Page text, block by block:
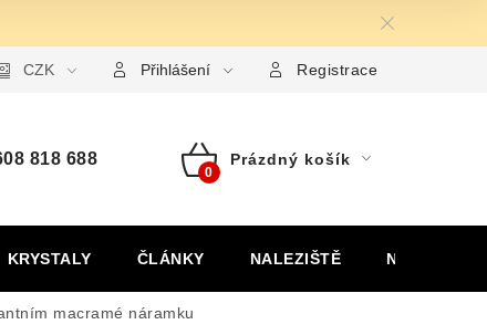
pro uplatnění reklamace Formulář pro odstoupení
CZK Přihlášení Registrace
818 688
Nákupní
Prázdný košík
KRYSTALY ČLÁNKY NALEZIŠTĚ NÁŠ PŘÍBĚH
macramé náramku